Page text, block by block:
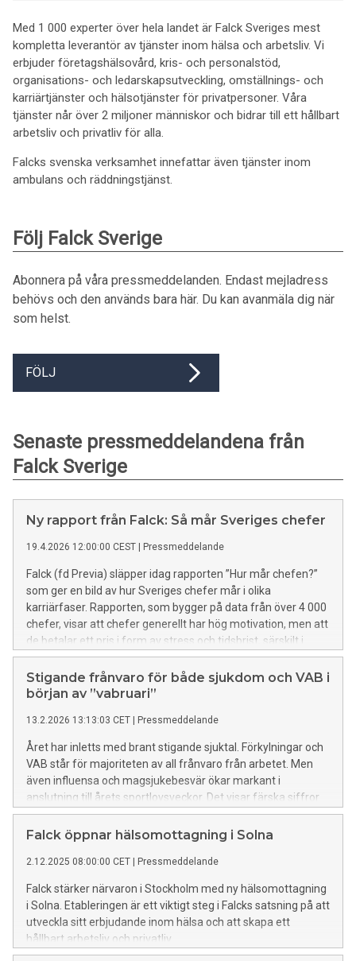
Med 1 000 experter över hela landet är Falck Sveriges mest
kompletta leverantör av tjänster inom hälsa och arbetsliv. Vi
erbjuder företagshälsovård, kris- och personalstöd,
organisations- och ledarskapsutveckling, omställnings- och
karriärtjänster och hälsotjänster för privatpersoner. Våra
tjänster når över 2 miljoner människor och bidrar till ett hållbart
arbetsliv och privatliv för alla.
Falcks svenska verksamhet innefattar även tjänster inom
ambulans och räddningstjänst.
Följ Falck Sverige
Abonnera på våra pressmeddelanden. Endast mejladress
behövs och den används bara här. Du kan avanmäla dig när
som helst.
FÖLJ
Senaste pressmeddelandena från
Falck Sverige
Ny rapport från Falck: Så mår Sveriges chefer
19.4.2026 12:00:00 CEST | Pressmeddelande
Falck (fd Previa) släpper idag rapporten ”Hur mår chefen?”
som ger en bild av hur Sveriges chefer mår i olika
karriärfaser. Rapporten, som bygger på data från över 4 000
chefer, visar att chefer generellt har hög motivation, men att
de betalar ett pris i form av stress och tidsbrist, särskilt i
mitten av karriären.
Stigande frånvaro för både sjukdom och VAB i
början av ”vabruari”
13.2.2026 13:13:03 CET | Pressmeddelande
Året har inletts med brant stigande sjuktal. Förkylningar och
VAB står för majoriteten av all frånvaro från arbetet. Men
även influensa och magsjukebesvär ökar markant i
anslutning till årets sportlovsveckor. Det visar färska siffror
från Falck Sjuk & Frisk, det mest omfattande och aktuella
verktyget för analys av frånvarostatistik i Sverige.
Falck öppnar hälsomottagning i Solna
2.12.2025 08:00:00 CET | Pressmeddelande
Falck stärker närvaron i Stockholm med ny hälsomottagning
i Solna. Etableringen är ett viktigt steg i Falcks satsning på att
utveckla sitt erbjudande inom hälsa och att skapa ett
hållbart arbetsliv och privatliv.